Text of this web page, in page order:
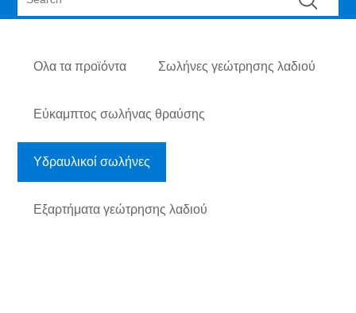
Ολα τα προϊόντα Σωλήνες γεώτρησης λαδιού
Εύκαμπτος σωλήνας θραύσης
Υδραυλικοί σωλήνες
Εξαρτήματα γεώτρησης λαδιού